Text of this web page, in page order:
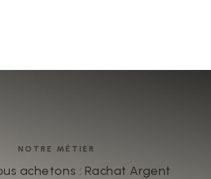
NOTRE MÉTIER
achetons : Rachat Argent